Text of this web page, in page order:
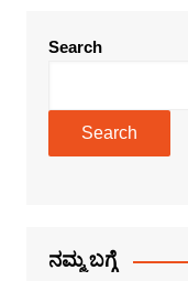
Search
Search
ನಮ್ಮ ಬಗ್ಗೆ